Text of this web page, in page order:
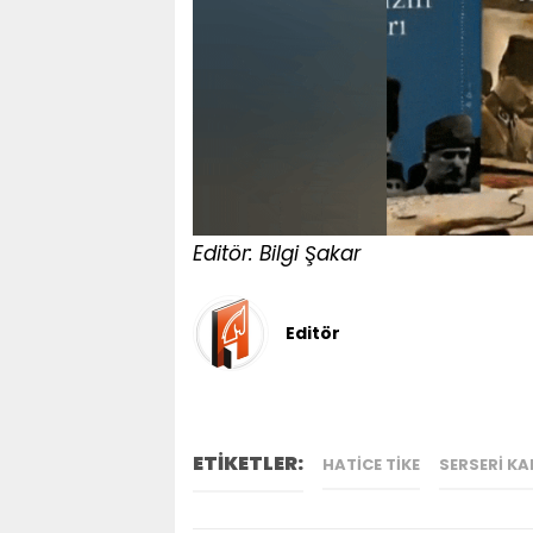
Editör: Bilgi Şakar
Editör
ETİKETLER: HATICE TIKE SERSERİ